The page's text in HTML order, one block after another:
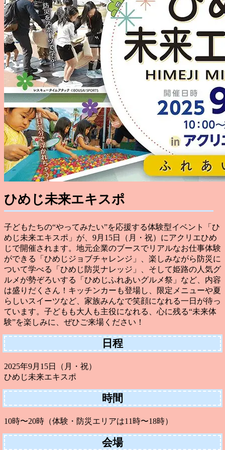
ひめじ未来エキスポ
子どもたちの“やってみたい”を応援する体験型イベント「ひ
めじ未来エキスポ」が、9月15日（月・祝）にアクリエひめ
じで開催されます。地元企業のブースでリアルなお仕事体験
ができる「ひめじジョブチャレンジ」、楽しみながら防災に
ついて学べる「ひめじ防災ナレッジ」、そして姫路の人気グ
ルメが勢ぞろいする「ひめじふれあいグルメ祭」など、内容
は盛りだくさん！キッチンカーも登場し、限定メニューや夏
らしいスイーツなど、家族みんなで笑顔になれる一日が待っ
ています。子どもも大人も主役になれる、心に残る“未来体
験”を楽しみに、ぜひご来場ください！
日程
2025年9月15日（月・祝）
ひめじ未来エキスポ
時間
10時〜20時（体験・防災エリアは11時〜18時）
会場